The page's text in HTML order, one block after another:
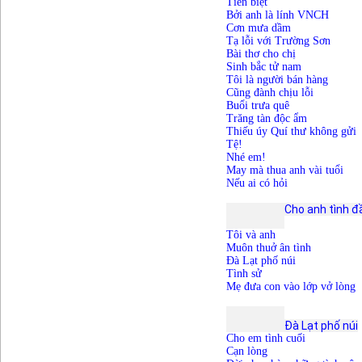
Bởi anh là lính VNCH
Cơn mưa dầm
Tạ lỗi với Trường Sơn
Bài thơ cho chị
Sinh bắc tử nam
Tôi là người bán hàng
Cũng đành chịu lỗi
Buổi trưa quê
Trăng tàn độc ẩm
Thiếu úy Quí thư không gửi
Tệ!
Nhé em!
May mà thua anh vài tuổi
Nếu ai có hỏi
Cho anh tình
Tôi và anh
Muôn thuở ân tình
Đà Lạt phố núi
Tình sử
Mẹ đưa con vào lớp vở lòng
			Đà Lạt
phố núi
Cho em tình cuối
Cạn lòng